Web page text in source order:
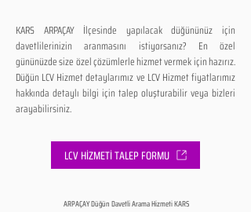
KARS ARPAÇAY İlçesinde yapılacak düğününüz için
davetlilerinizin aranmasını istiyorsanız? En özel
gününüzde size özel çözümlerle hizmet vermek için hazırız.
Düğün LCV Hizmet detaylarımız ve LCV Hizmet fiyatlarımız
hakkında detaylı bilgi için talep oluşturabilir veya bizleri
arayabilirsiniz.
LCV HİZMETİ TALEP FORMU
ARPAÇAY Düğün Davetli Arama Hizmeti KARS